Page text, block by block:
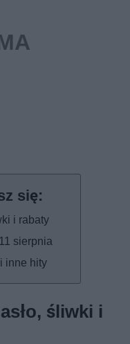
i rabaty
sierpnia
inne hity
śliwki i